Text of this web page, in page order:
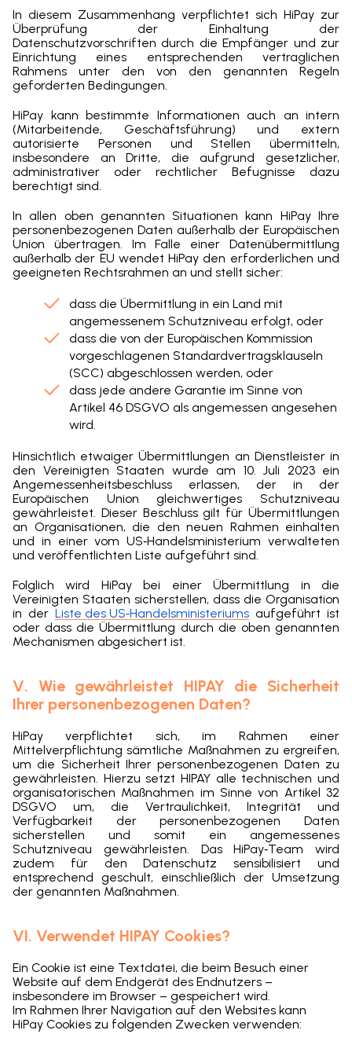
In diesem Zusammenhang verpflichtet sich HiPay zur
Überprüfung der Einhaltung der
Datenschutzvorschriften durch die Empfänger und zur
Einrichtung eines entsprechenden vertraglichen
Rahmens unter den von den genannten Regeln
geforderten Bedingungen.
HiPay kann bestimmte Informationen auch an intern
(Mitarbeitende, Geschäftsführung) und extern
autorisierte Personen und Stellen übermitteln,
insbesondere an Dritte, die aufgrund gesetzlicher,
administrativer oder rechtlicher Befugnisse dazu
berechtigt sind.
In allen oben genannten Situationen kann HiPay Ihre
personenbezogenen Daten außerhalb der Europäischen
Union übertragen. Im Falle einer Datenübermittlung
außerhalb der EU wendet HiPay den erforderlichen und
geeigneten Rechtsrahmen an und stellt sicher:
dass die Übermittlung in ein Land mit
angemessenem Schutzniveau erfolgt, oder
dass die von der Europäischen Kommission
vorgeschlagenen Standardvertragsklauseln
(SCC) abgeschlossen werden, oder
dass jede andere Garantie im Sinne von
Artikel 46 DSGVO als angemessen angesehen
wird.
Hinsichtlich etwaiger Übermittlungen an Dienstleister in
den Vereinigten Staaten wurde am 10. Juli 2023 ein
Angemessenheitsbeschluss erlassen, der in der
Europäischen Union gleichwertiges Schutzniveau
gewährleistet. Dieser Beschluss gilt für Übermittlungen
an Organisationen, die den neuen Rahmen einhalten
und in einer vom US‑Handelsministerium verwalteten
und veröffentlichten Liste aufgeführt sind.
Folglich wird HiPay bei einer Übermittlung in die
Vereinigten Staaten sicherstellen, dass die Organisation
in der Liste des US‑Handelsministeriums aufgeführt ist
oder dass die Übermittlung durch die oben genannten
Mechanismen abgesichert ist.
V. Wie gewährleistet HIPAY die Sicherheit
Ihrer personenbezogenen Daten?
HiPay verpflichtet sich, im Rahmen einer
Mittelverpflichtung sämtliche Maßnahmen zu ergreifen,
um die Sicherheit Ihrer personenbezogenen Daten zu
gewährleisten. Hierzu setzt HIPAY alle technischen und
organisatorischen Maßnahmen im Sinne von Artikel 32
DSGVO um, die Vertraulichkeit, Integrität und
Verfügbarkeit der personenbezogenen Daten
sicherstellen und somit ein angemessenes
Schutzniveau gewährleisten. Das HiPay‑Team wird
zudem für den Datenschutz sensibilisiert und
entsprechend geschult, einschließlich der Umsetzung
der genannten Maßnahmen.
VI. Verwendet HIPAY Cookies?
Ein Cookie ist eine Textdatei, die beim Besuch einer
Website auf dem Endgerät des Endnutzers –
insbesondere im Browser – gespeichert wird.
Im Rahmen Ihrer Navigation auf den Websites kann
HiPay Cookies zu folgenden Zwecken verwenden: